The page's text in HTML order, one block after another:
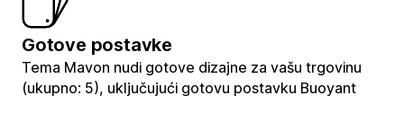
Gotove postavke
Tema Mavon nudi gotove dizajne za vašu trgovinu
(ukupno: 5), uključujući gotovu postavku Buoyant